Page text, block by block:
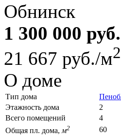
Обнинск
1 300 000 руб.
21 667 руб./м2
О доме
Тип дома
Этажность дома
2
Всего помещений
4
Общая пл. дома, м2
60